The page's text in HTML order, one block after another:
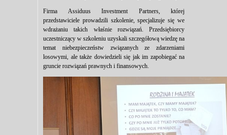
Firma Assiduus Investment Partners, której
przedstawiciele prowadzili szkolenie, specjalizuje się we
wdrażaniu takich właśnie rozwiązań. Przedsiębiorcy
uczestniczący w szkoleniu uzyskali szczegółową wiedzę na
temat niebezpieczeństw związanych ze zdarzeniami
losowymi, ale także dowiedzieli się jak im zapobiegać na
gruncie rozwiązań prawnych i finansowych.